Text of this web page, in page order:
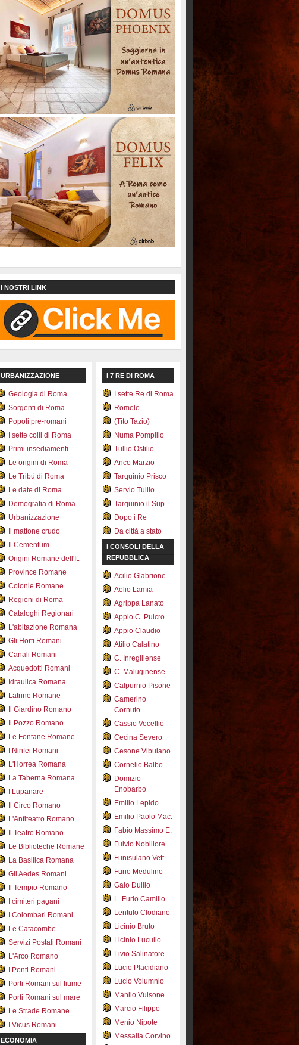
I NOSTRI LINK
URBANIZZAZIONE
Geologia di Roma
Sorgenti di Roma
Popoli pre-romani
I sette colli di Roma
Primi insediamenti
Le origini di Roma
Le Tribù di Roma
Le date di Roma
Demografia di Roma
Urbanizzazione
Il mattone crudo
Il Cementum
Origini Romane dell'It.
Province Romane
Colonie Romane
Regioni di Roma
Cataloghi Regionari
L'abitazione Romana
Gli Horti Romani
Canali Romani
Acquedotti Romani
Idraulica Romana
Latrine Romane
Il Giardino Romano
Il Pozzo Romano
Le Fontane Romane
I Ninfei Romani
L'Horrea Romana
La Taberna Romana
I Lupanare
Il Circo Romano
L'Anfiteatro Romano
Il Teatro Romano
Le Biblioteche Romane
La Basilica Romana
Gli Aedes Romani
Il Tempio Romano
I cimiteri pagani
I Colombari Romani
Le Catacombe
Servizi Postali Romani
L'Arco Romano
I Ponti Romani
Porti Romani sul fiume
Porti Romani sul mare
Le Strade Romane
I Vicus Romani
ECONOMIA
I 7 RE DI ROMA
I sette Re di Roma
Romolo
(Tito Tazio)
Numa Pompilio
Tullio Ostilio
Anco Marzio
Tarquinio Prisco
Servio Tullio
Tarquinio il Sup.
Dopo i Re
Da città a stato
I CONSOLI DELLA
REPUBBLICA
Acilio Glabrione
Aelio Lamia
Agrippa Lanato
Appio C. Pulcro
Appio Claudio
Atilio Calatino
C. Inregillense
C. Maluginense
Calpurnio Pisone
Camerino
Cornuto
Cassio Vecellio
Cecina Severo
Cesone Vibulano
Cornelio Balbo
Domizio
Enobarbo
Emilio Lepido
Emilio Paolo Mac.
Fabio Massimo E.
Fulvio Nobiliore
Funisulano Vett.
Furio Medulino
Gaio Duilio
L. Furio Camillo
Lentulo Clodiano
Licinio Bruto
Licinio Lucullo
Livio Salinatore
Lucio Placidiano
Lucio Volumnio
Manlio Vulsone
Marcio Filippo
Menio Nipote
Messalla Corvino